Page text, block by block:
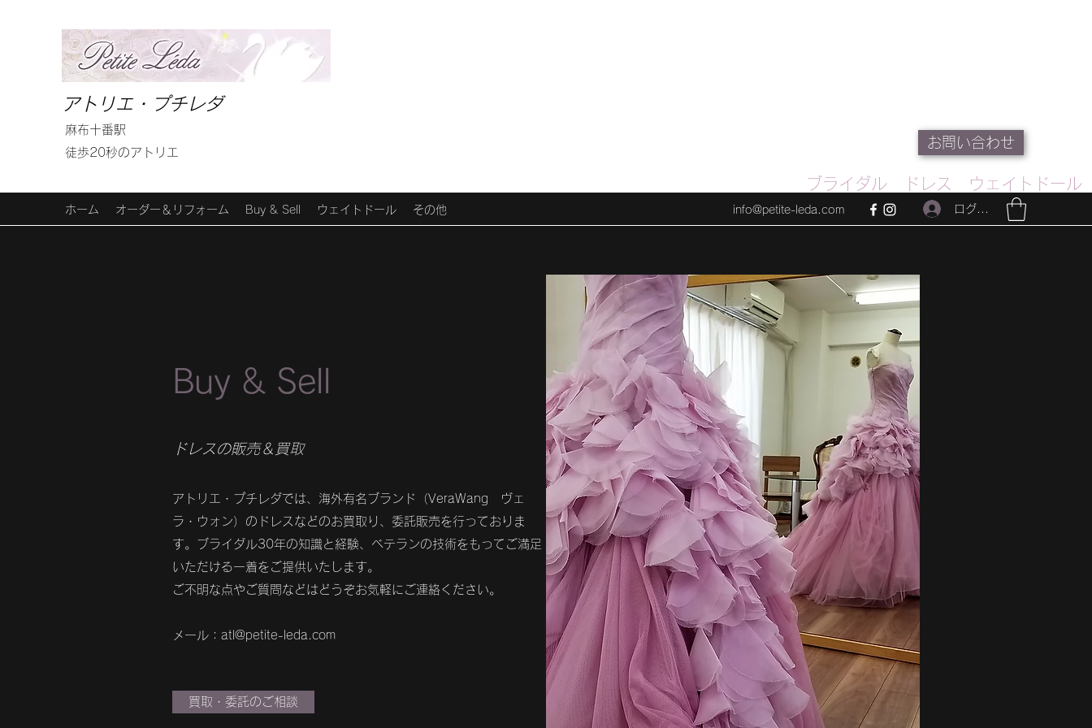
アトリエ・プチレダ
麻布十番駅
徒歩20秒のアトリエ
お問い合わせ
ホーム オーダー＆リフォーム Buy & Sell ウェイトドール その他
ブライダル ドレス ウェイトドール
info@petite-leda.com ログイン
​Buy & Sell
ドレスの販売＆買取
アトリエ・プチレダでは、海外有名ブランド（VeraWang ヴェ
ラ・ウォン）のドレスなどのお買取り、委託販売を行っておりま
す。ブライダル30年の知識と経験、ベテランの技術をもってご満足
いただける一着をご提供いたします。
ご不明な点やご質問などはどうぞお気軽にご連絡ください。
​メール： atl@petite-leda.com
買取・委託のご相談